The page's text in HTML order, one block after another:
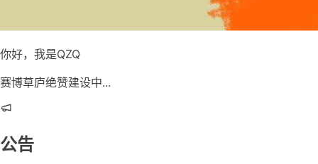
你好，我是QZQ
赛博草庐绝赞建设中...
公告